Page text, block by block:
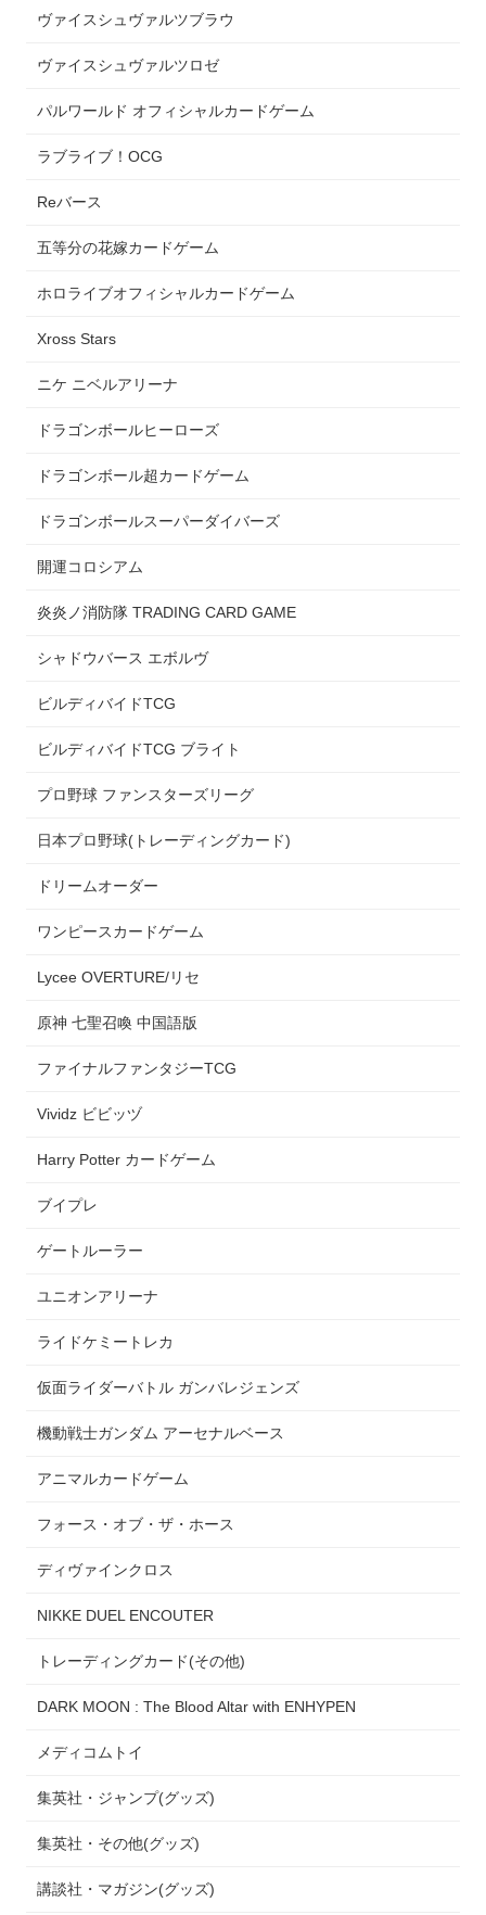
ヴァイスシュヴァルツブラウ
ヴァイスシュヴァルツロゼ
パルワールド オフィシャルカードゲーム
ラブライブ！OCG
Reバース
五等分の花嫁カードゲーム
ホロライブオフィシャルカードゲーム
Xross Stars
ニケ ニベルアリーナ
ドラゴンボールヒーローズ
ドラゴンボール超カードゲーム
ドラゴンボールスーパーダイバーズ
開運コロシアム
炎炎ノ消防隊 TRADING CARD GAME
シャドウバース エボルヴ
ビルディバイドTCG
ビルディバイドTCG ブライト
プロ野球 ファンスターズリーグ
日本プロ野球(トレーディングカード)
ドリームオーダー
ワンピースカードゲーム
Lycee OVERTURE/リセ
原神 七聖召喚 中国語版
ファイナルファンタジーTCG
Vividz ビビッヅ
Harry Potter カードゲーム
ブイプレ
ゲートルーラー
ユニオンアリーナ
ライドケミートレカ
仮面ライダーバトル ガンバレジェンズ
機動戦士ガンダム アーセナルベース
アニマルカードゲーム
フォース・オブ・ザ・ホース
ディヴァインクロス
NIKKE DUEL ENCOUTER
トレーディングカード(その他)
DARK MOON : The Blood Altar with ENHYPEN
メディコムトイ
集英社・ジャンプ(グッズ)
集英社・その他(グッズ)
講談社・マガジン(グッズ)